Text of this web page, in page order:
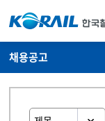
채용공고